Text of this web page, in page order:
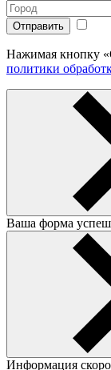
Нажимая кнопку
политики
Ваша форма
Информация